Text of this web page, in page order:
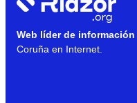
Web líder de información
Coruña en Internet.